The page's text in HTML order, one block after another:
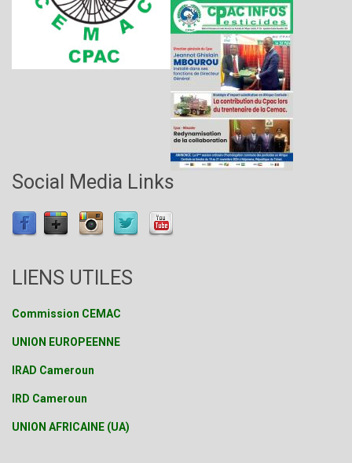
Social Media Links
LIENS UTILES
Commission CEMAC
UNION EUROPEENNE
IRAD Cameroun
IRD Cameroun
UNION AFRICAINE (UA)